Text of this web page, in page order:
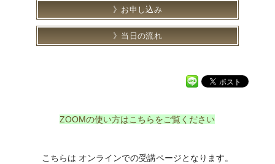
お申し込み
当日の流れ
ZOOMの使い方はこちらをご覧ください
こちらは オンラインでの受講ページとなります。